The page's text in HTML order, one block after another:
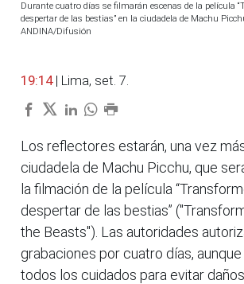
Durante cuatro días se filmarán escenas de la película
despertar de las bestias” en la ciudadela de Machu
ANDINA/Difusión
19:14 | Lima, set. 7.
Los reflectores estarán, una vez
ciudadela de Machu Picchu, que
la filmación de la película
despertar de las bestias”
the Beasts"). Las autoridades
grabaciones por cuatro días,
todos los cuidados para evitar